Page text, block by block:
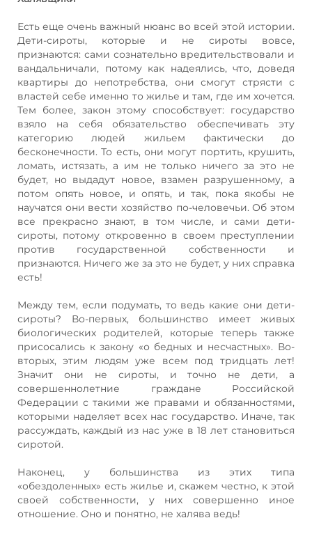
Есть еще очень важный нюанс во всей этой истории.
Дети-сироты, которые и не сироты вовсе,
признаются: сами сознательно вредительствовали и
вандальничали, потому как надеялись, что, доведя
квартиры до непотребства, они смогут стрясти с
властей себе именно то жилье и там, где им хочется.
Тем более, закон этому способствует: государство
взяло на себя обязательство обеспечивать эту
категорию людей жильем фактически до
бесконечности. То есть, они могут портить, крушить,
ломать, истязать, а им не только ничего за это не
будет, но выдадут новое, взамен разрушенному, а
потом опять новое, и опять, и так, пока якобы не
научатся они вести хозяйство по-человечьи. Об этом
все прекрасно знают, в том числе, и сами дети-
сироты, потому откровенно в своем преступлении
против государственной собственности и
признаются. Ничего же за это не будет, у них справка
есть!
Между тем, если подумать, то ведь какие они дети-
сироты? Во-первых, большинство имеет живых
биологических родителей, которые теперь также
присосались к закону «о бедных и несчастных». Во-
вторых, этим людям уже всем под тридцать лет!
Значит они не сироты, и точно не дети, а
совершеннолетние граждане Российской
Федерации с такими же правами и обязанностями,
которыми наделяет всех нас государство. Иначе, так
рассуждать, каждый из нас уже в 18 лет становиться
сиротой.
Наконец, у большинства из этих типа
«обездоленных» есть жилье и, скажем честно, к этой
своей собственности, у них совершенно иное
отношение. Оно и понятно, не халява ведь!